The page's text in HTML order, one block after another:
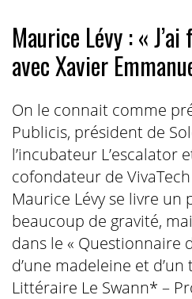
Maurice Lévy : «
avec Xavier
On le connait comme
Publicis, président de
l’incubateur L’escalator
cofondateur de
Maurice Lévy se livre un
beaucoup de gravité,
dans le « Questionnaire
d’une madeleine et d’un
Littéraire Le Swann* –